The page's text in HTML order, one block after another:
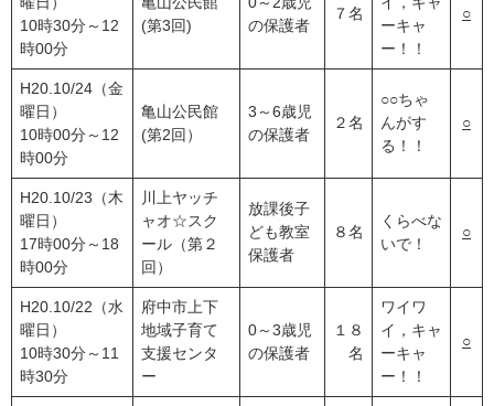
10時30分～12
時00分
(第3回)
の保護者
７名
ーキャ
ー！！
○
H20.10/24（金
曜日）
10時00分～12
時00分
亀山公民館
(第2回）
3～6歳児
の保護者
２名
○○ちゃ
んがす
る！！
○
H20.10/23（木
曜日）
17時00分～18
時00分
川上ヤッチ
ャオ☆スク
ール（第２
回）
放課後子
ども教室
保護者
８名
くらべな
いで！
○
H20.10/22（水
曜日）
10時30分～11
時30分
府中市上下
地域子育て
支援センタ
ー
0～3歳児
の保護者
１８
名
ワイワ
イ，キャ
ーキャ
ー！！
○